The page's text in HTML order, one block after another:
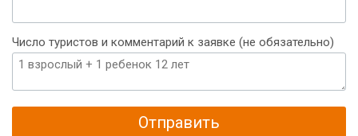
Число туристов и комментарий к заявке (не обязательно)
Отправить